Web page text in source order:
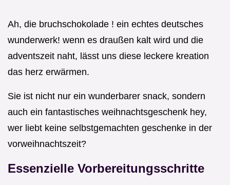
Ah, die bruchschokolade ! ein echtes deutsches
wunderwerk! wenn es draußen kalt wird und die
adventszeit naht, lässt uns diese leckere kreation
das herz erwärmen.
Sie ist nicht nur ein wunderbarer snack, sondern
auch ein fantastisches weihnachtsgeschenk hey,
wer liebt keine selbstgemachten geschenke in der
vorweihnachtszeit?
Essenzielle Vorbereitungsschritte